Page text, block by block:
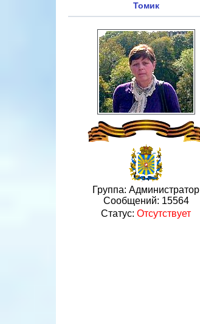
Томик
Группа: Администратор
Сообщений: 15564
Статус: Отсутствует